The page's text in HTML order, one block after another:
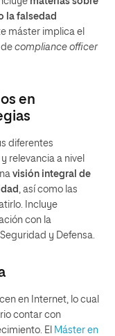
la falsedad
máster implica el
compliance officer
en
diferentes
relevancia a nivel
visión integral de
, así como las
Incluye
con la
y Defensa.
en Internet, lo cual
contar con
El Máster en